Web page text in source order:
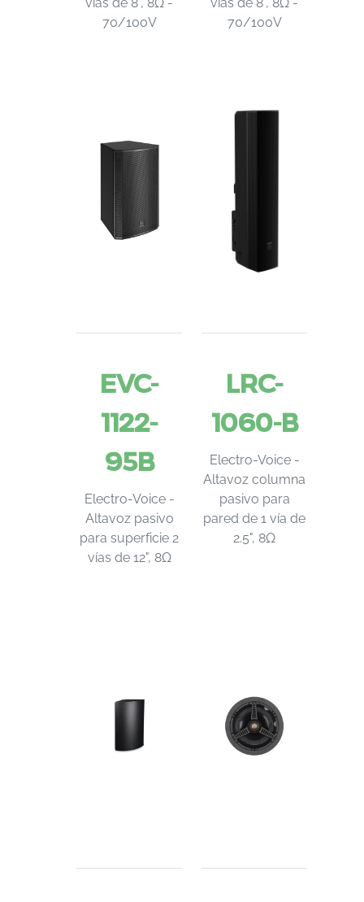
70/100V
70/100V
EVC-
1122-
95B
Electro-Voice -
Altavoz pasivo
para superficie 2
vías de 12", 8Ω
LRC-
1060-B
Electro-Voice -
Altavoz columna
pasivo para
pared de 1 vía de
2.5", 8Ω